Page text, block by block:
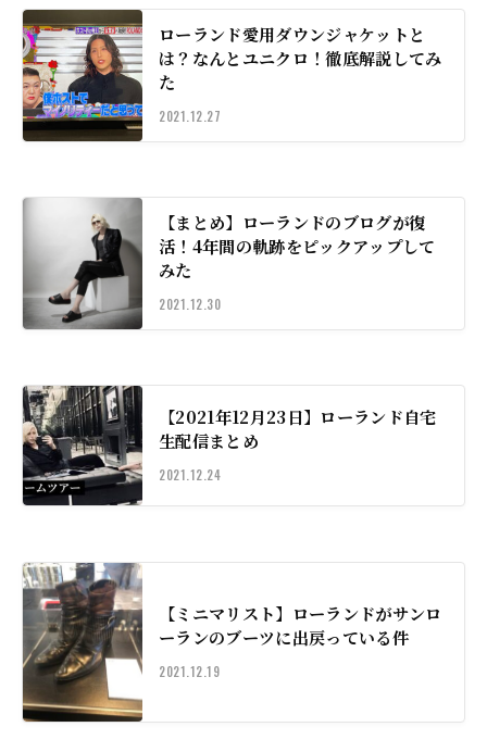
ローランド愛用ダウンジャケットと
は？なんとユニクロ！徹底解説してみ
た
2021.12.27
【まとめ】ローランドのブログが復
活！4年間の軌跡をピックアップして
みた
2021.12.30
【2021年12月23日】ローランド自宅
生配信まとめ
2021.12.24
【ミニマリスト】ローランドがサンロ
ーランのブーツに出戻っている件
2021.12.19